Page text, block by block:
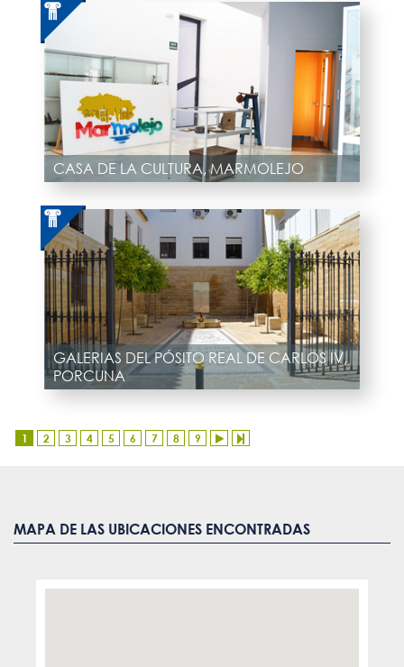
CASA DE LA CULTURA, MARMOLEJO
GALERIAS DEL PÓSITO REAL DE CARLOS IV,
PORCUNA
1 2 3 4 5 6 7 8 9
MAPA DE LAS UBICACIONES ENCONTRADAS